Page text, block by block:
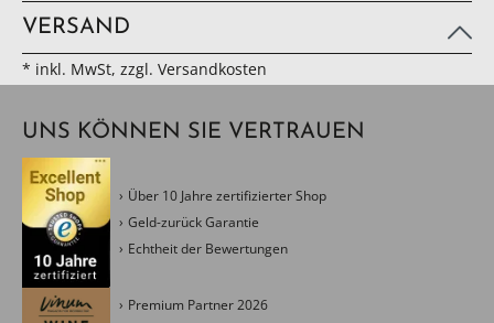
VERSAND
* inkl. MwSt, zzgl. Versandkosten
UNS KÖNNEN SIE VERTRAUEN
Über 10 Jahre zertifizierter Shop
Geld-zurück Garantie
Echtheit der Bewertungen
Premium Partner 2026